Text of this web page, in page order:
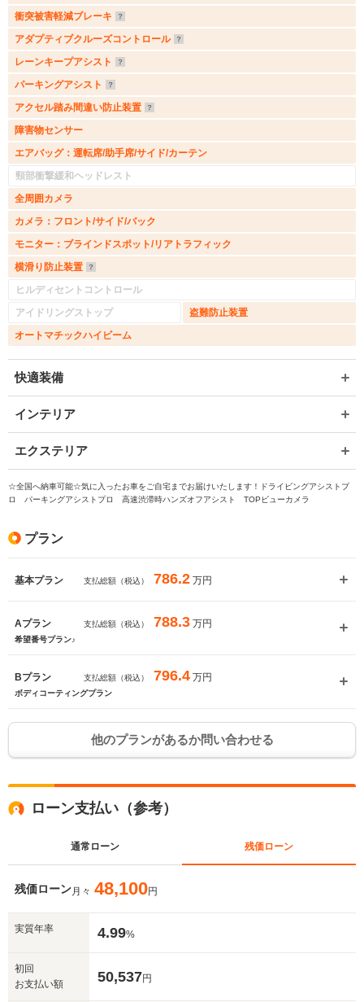
衝突被害軽減ブレーキ
アダプティブクルーズコントロール
レーンキープアシスト
パーキングアシスト
アクセル踏み間違い防止装置
障害物センサー
エアバッグ：運転席/助手席/サイド/カーテン
頸部衝撃緩和ヘッドレスト
全周囲カメラ
カメラ：フロント/サイド/バック
モニター：ブラインドスポット/リアトラフィック
横滑り防止装置
ヒルディセントコントロール
アイドリングストップ
盗難防止装置
オートマチックハイビーム
快適装備
インテリア
エクステリア
☆全国へ納車可能☆気に入ったお車をご自宅までお届けいたします！ドライビングアシストプ
ロ パーキングアシストプロ 高速渋滞時ハンズオフアシスト TOPビューカメラ
プラン
基本プラン 支払総額（税込） 786.2 万円
Aプラン 支払総額（税込） 788.3 万円
希望番号プラン♪
Bプラン 支払総額（税込） 796.4 万円
ボディコーティングプラン
他のプランがあるか問い合わせる
ローン支払い（参考）
通常ローン 残価ローン
残価ローン月々 48,100円
実質年率 4.99%
初回
お支払い額
50,537円